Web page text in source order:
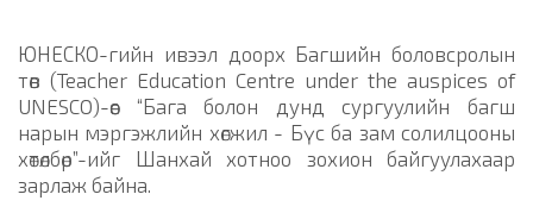
ЮНЕСКО-гийн ивээл доорх Багшийн боловсролын
төв (Teacher Education Centre under the auspices of
UNESCO)-өөс “Бага болон дунд сургуулийн багш
нарын мэргэжлийн хөгжил - Бүс ба зам солилцооны
хөтөлбөр”-ийг Шанхай хотноо зохион байгуулахаар
зарлаж байна.